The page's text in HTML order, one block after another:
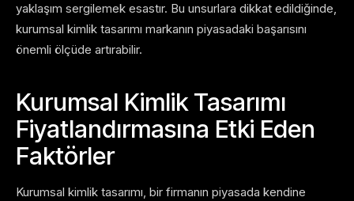
yaklaşım sergilemek esastır. Bu unsurlara dikkat edildiğinde,
kurumsal kimlik tasarımı markanın piyasadaki başarısını
önemli ölçüde artırabilir.
Kurumsal Kimlik Tasarımı
Fiyatlandırmasına Etki Eden
Faktörler
Kurumsal kimlik tasarımı, bir firmanın piyasada kendine